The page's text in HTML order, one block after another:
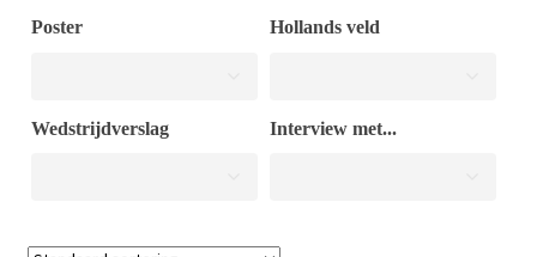
Poster Hollands veld
Wedstrijdverslag Interview met...